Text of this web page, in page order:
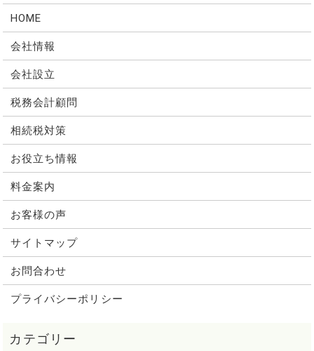
HOME
会社情報
会社設立
税務会計顧問
相続税対策
お役立ち情報
料金案内
お客様の声
サイトマップ
お問合わせ
プライバシーポリシー